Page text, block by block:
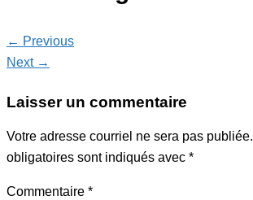
← Previous
Next →
Laisser un commentaire
Votre adresse courriel ne sera pas publiée.
obligatoires sont indiqués avec *
Commentaire *